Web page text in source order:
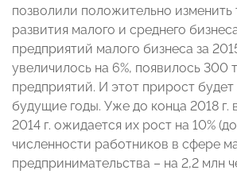
позволили положительно изменить
развития малого и среднего
предприятий малого бизнеса за
увеличилось на 6%, появилось 300
предприятий. И этот прирост будет
будущие годы. Уже до конца 2018 г.
2014 г. ожидается их рост на 10%
численности работников в сфере
предпринимательства – на 2,2 млн